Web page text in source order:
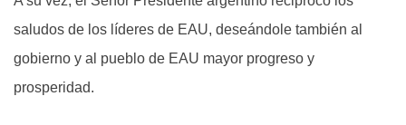
saludos de los líderes de EAU, deseándole también al
gobierno y al pueblo de EAU mayor progreso y
prosperidad.